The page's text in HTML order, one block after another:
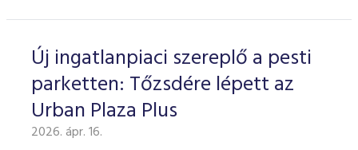
Új ingatlanpiaci szereplő a pesti
parketten: Tőzsdére lépett az
Urban Plaza Plus
2026. ápr. 16.